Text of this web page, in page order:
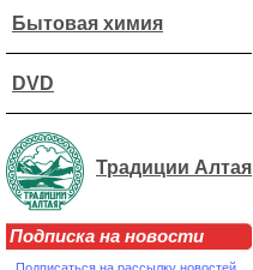
Бытовая химия
DVD
Традиции Алтая
Подписка на новости